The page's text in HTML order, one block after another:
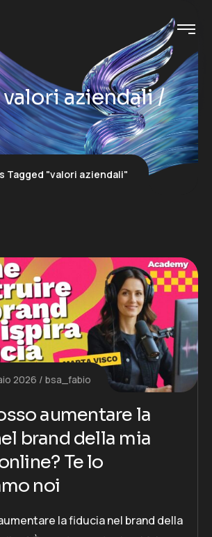
valori aziendali
Tagged "valori aziendali"
2026 bsa_fabio
aumentare la
brand della mia
Te lo
noi
la fiducia nel brand della